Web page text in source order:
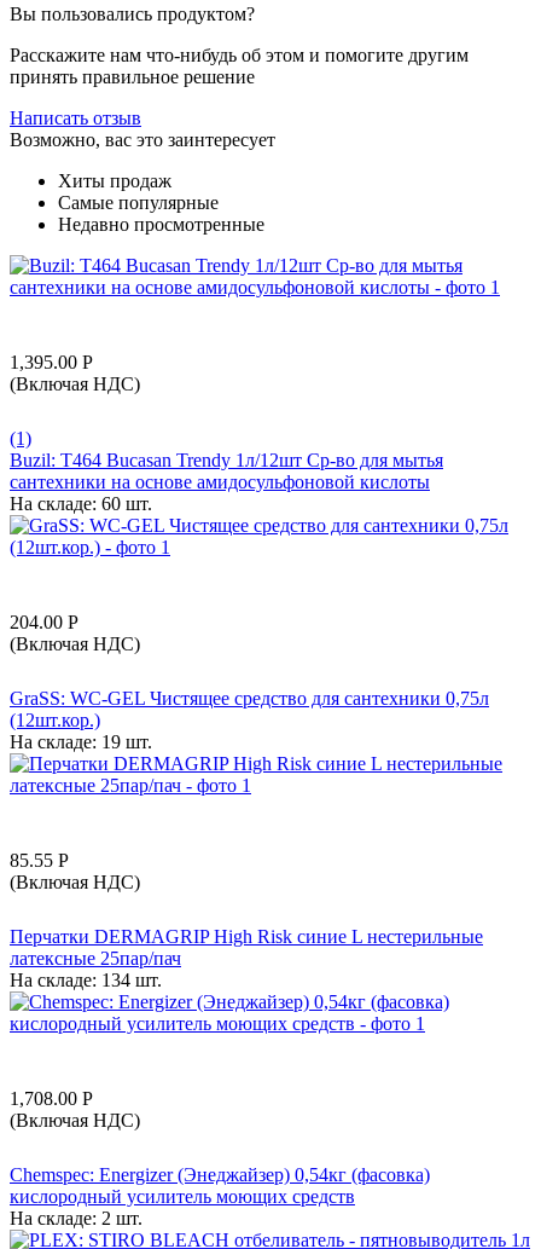
Вы пользовались продуктом?
Расскажите нам что-нибудь об этом и помогите другим
принять правильное решение
Написать отзыв
Возможно, вас это заинтересует
Хиты продаж
Самые популярные
Недавно просмотренные
1,395.00 Р
(Включая НДС)
(1)
Buzil: T464 Bucasan Trendy 1л/12шт Ср-во для мытья
сантехники на основе амидосульфоновой кислоты
На складе: 60 шт.
204.00 Р
(Включая НДС)
GraSS: WC-GEL Чистящее средство для сантехники 0,75л
(12шт.кор.)
На складе: 19 шт.
85.55 Р
(Включая НДС)
Перчатки DERMAGRIP High Risk синие L нестерильные
латексные 25пар/пач
На складе: 134 шт.
1,708.00 Р
(Включая НДС)
Chemspec: Energizer (Энеджайзер) 0,54кг (фасовка)
кислородный усилитель моющих средств
На складе: 2 шт.